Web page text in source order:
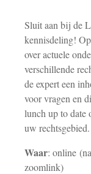
Sluit aan bij de
kennisdeling!
over actuele
verschillende
de expert een
voor vragen en
lunch up to date
uw rechtsgebied.
Waar: online
zoomlink)